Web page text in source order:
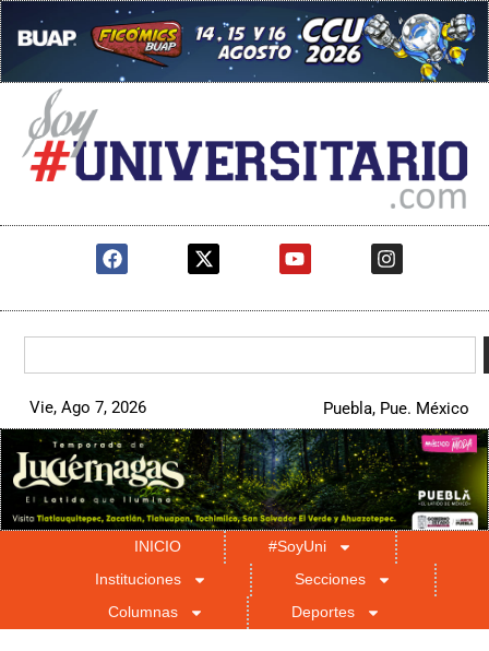
Vie, Ago 7, 2026 Puebla, Pue. México
INICIO
#SoyUni
Instituciones
Secciones
Columnas
Deportes